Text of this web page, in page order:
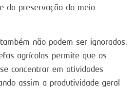
da preservação do meio
não podem ser ignorados.
agrícolas permite que os
concentrar em atividades
assim a produtividade geral